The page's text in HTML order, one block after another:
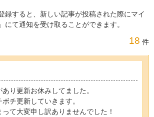
録すると、新しい記事が投稿された際にマイ
にて通知を受け取ることができます。
18 件
り更新お休みしてました。
チ更新していきます。
て大変申し訳ありませんでした！